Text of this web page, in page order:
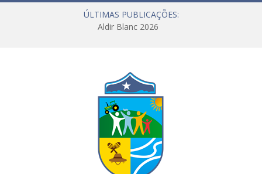
ÚLTIMAS PUBLICAÇÕES:
Aldir Blanc 2026